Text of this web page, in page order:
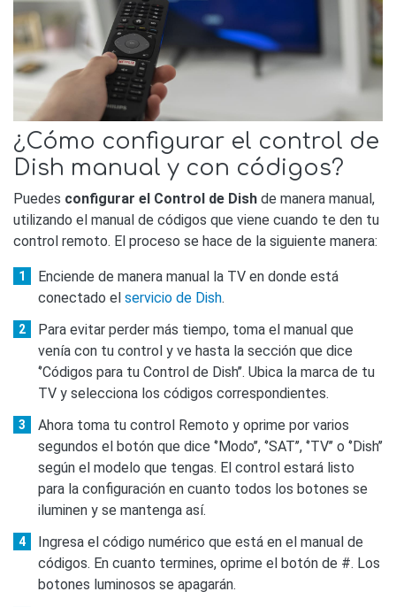
¿Cómo configurar el control de
Dish manual y con códigos?
Puedes configurar el Control de Dish de manera manual,
utilizando el manual de códigos que viene cuando te den tu
control remoto. El proceso se hace de la siguiente manera:
Enciende de manera manual la TV en donde está
conectado el servicio de Dish.
Para evitar perder más tiempo, toma el manual que
venía con tu control y ve hasta la sección que dice
‘’Códigos para tu Control de Dish’’. Ubica la marca de tu
TV y selecciona los códigos correspondientes.
Ahora toma tu control Remoto y oprime por varios
segundos el botón que dice ‘’Modo’’, ‘’SAT’’, ‘’TV’’ o ‘’Dish’’
según el modelo que tengas. El control estará listo
para la configuración en cuanto todos los botones se
iluminen y se mantenga así.
Ingresa el código numérico que está en el manual de
códigos. En cuanto termines, oprime el botón de #. Los
botones luminosos se apagarán.